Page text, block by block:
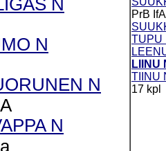
N
N
N
N
PrB IfA
TUPU
LIINU
TIINU
17 kpl